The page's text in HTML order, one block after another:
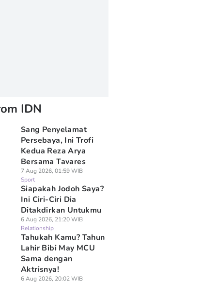
IDN
Sang Penyelamat
Persebaya, Ini Trofi
Kedua Reza Arya
Bersama Tavares
7 Aug 2026, 01:59 WIB
Sport
Siapakah Jodoh Saya?
Ini Ciri-Ciri Dia
Ditakdirkan Untukmu
6 Aug 2026, 21:20 WIB
Relationship
Tahukah Kamu? Tahun
Lahir Bibi May MCU
Sama dengan
Aktrisnya!
6 Aug 2026, 20:02 WIB